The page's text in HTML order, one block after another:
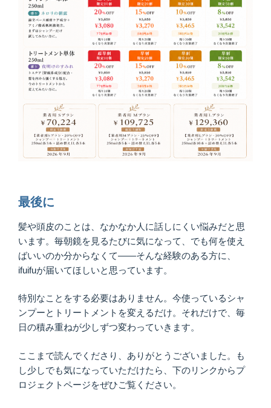
最後に
髪や頭皮のことは、なかなか人に話しにくい悩みだと思
います。毎朝鏡を見るたびに気になって、でも何を使え
ばいいのか分からなくて——そんな経験のある方に、
ifuifuが届いてほしいと思っています。
特別なことをする必要はありません。今使っているシャ
ンプーとトリートメントを変えるだけ。それだけで、毎
日の積み重ねが少しずつ変わっていきます。
ここまで読んでくださり、ありがとうございました。も
し少しでも気になっていただけたら、下のリンクからプ
ロジェクトページをぜひご覧ください。